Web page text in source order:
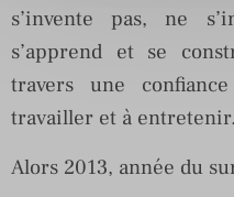
s’invente pas, ne
s’apprend et se
travers une
travailler et à entretenir.
Alors 2013, année du